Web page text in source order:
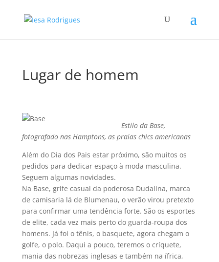
Lugar de homem
Estilo da Base,
fotografado nas Hamptons, as praias chics americanas
Além do Dia dos Pais estar próximo, são muitos os
pedidos para dedicar espaço à moda masculina.
Seguem algumas novidades.
Na Base, grife casual da poderosa Dudalina, marca
de camisaria lá de Blumenau, o verão virou pretexto
para confirmar uma tendência forte. São os esportes
de elite, cada vez mais perto do guarda-roupa dos
homens. Já foi o tênis, o basquete, agora chegam o
golfe, o polo. Daqui a pouco, teremos o crí­quete,
mania das nobrezas inglesas e também na ífrica,